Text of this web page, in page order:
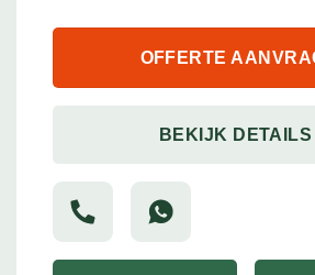
OFFERTE
BEKIJK DETAILS